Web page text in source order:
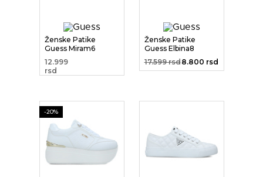
Ženske Patike
Guess Miram6
12.999
rsd
Ženske Patike
Guess Elbina8
17.599 rsd8.800 rsd
-20%